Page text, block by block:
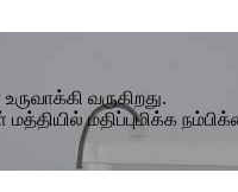
வருகிறது.
மதிப்புமிக்க